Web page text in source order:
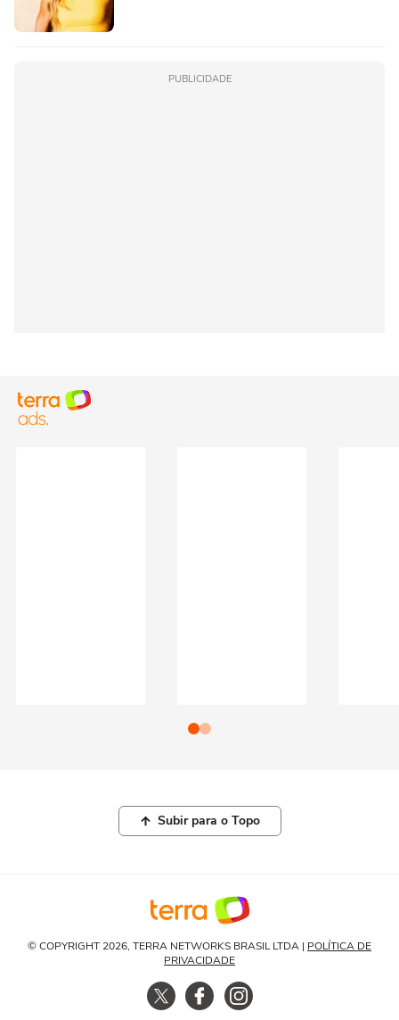
PUBLICIDADE
Subir para o Topo
© COPYRIGHT 2026, TERRA NETWORKS BRASIL LTDA | POLÍTICA DE
PRIVACIDADE